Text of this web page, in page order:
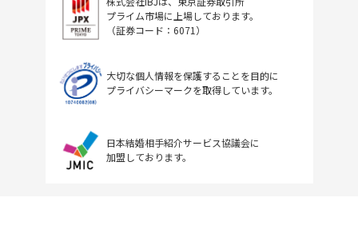
プライム市場に上場しております。
（証券コード：6071）
大切な個人情報を保護することを目的に
プライバシーマークを取得しています。
日本結婚相手紹介サービス協議会に
加盟しております。